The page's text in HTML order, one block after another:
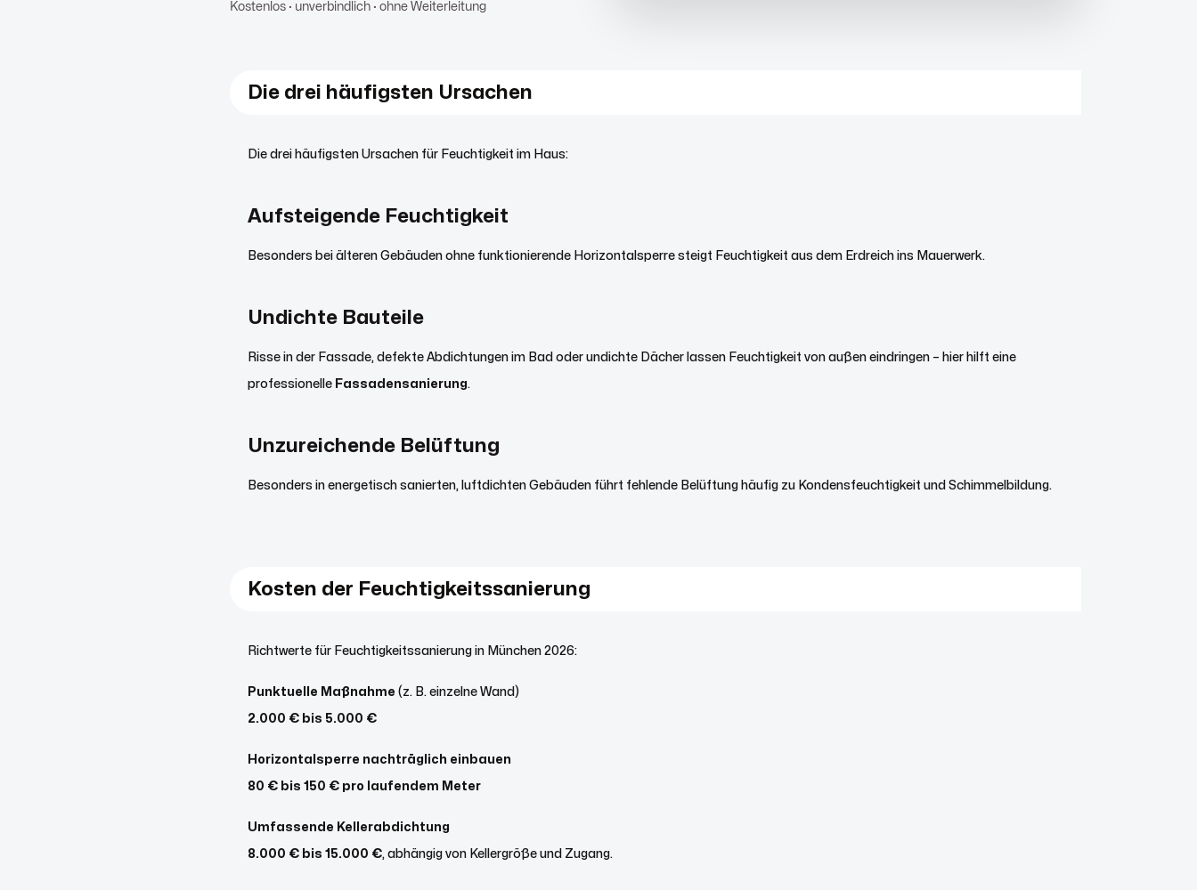
Kostenlos · unverbindlich · ohne Weiterleitung
Die drei häufigsten Ursachen
Die drei häufigsten Ursachen für Feuchtigkeit im Haus:
Aufsteigende Feuchtigkeit
Besonders bei älteren Gebäuden ohne funktionierende Horizontalsperre steigt Feuchtigkeit aus dem Erdreich ins Mauerwerk.
Undichte Bauteile
Risse in der Fassade, defekte Abdichtungen im Bad oder undichte Dächer lassen Feuchtigkeit von außen eindringen – hier hilft eine
professionelle Fassadensanierung.
Unzureichende Belüftung
Besonders in energetisch sanierten, luftdichten Gebäuden führt fehlende Belüftung häufig zu Kondensfeuchtigkeit und Schimmelbildung.
Kosten der Feuchtigkeitssanierung
Richtwerte für Feuchtigkeitssanierung in München 2026:
Punktuelle Maßnahme (z. B. einzelne Wand)
2.000 € bis 5.000 €
Horizontalsperre nachträglich einbauen
80 € bis 150 € pro laufendem Meter
Umfassende Kellerabdichtung
8.000 € bis 15.000 €, abhängig von Kellergröße und Zugang.